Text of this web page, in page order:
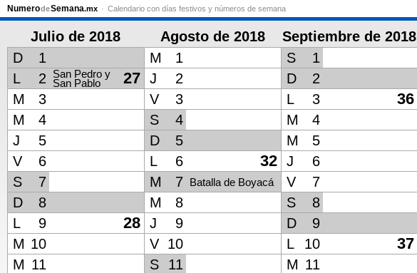
NumerodeSemana.mx Calendario con días festivos y números de semana
Julio de 2018 Agosto de 2018 Septiembre de 2018
D
1 M 1 S 1
L
2 27
San Pedro y
San Pablo J 2 D 2
M
3 V 3 L 3 36
M 4 S 4 M 4
J
5 D 5 M 5
V
6 L 6 32 J 6
S
7 M 7 Batalla de Boyacá V 7
D
8 M 8 S 8
L 9 28 J 9 D 9
M 10 V 10 L 10 37
M 11 S 11 M 11